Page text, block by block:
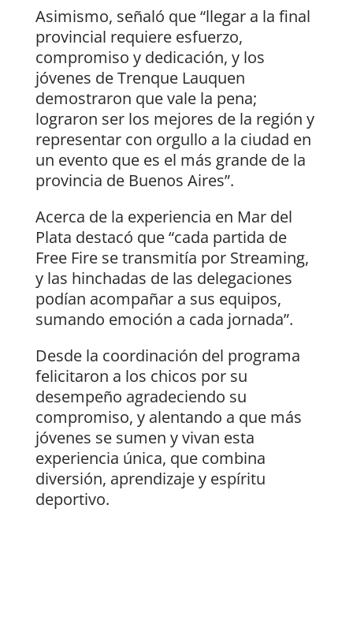
Asimismo, señaló que “llegar a la final
provincial requiere esfuerzo,
compromiso y dedicación, y los
jóvenes de Trenque Lauquen
demostraron que vale la pena;
lograron ser los mejores de la región y
representar con orgullo a la ciudad en
un evento que es el más grande de la
provincia de Buenos Aires”.
Acerca de la experiencia en Mar del
Plata destacó que “cada partida de
Free Fire se transmitía por Streaming,
y las hinchadas de las delegaciones
podían acompañar a sus equipos,
sumando emoción a cada jornada”.
Desde la coordinación del programa
felicitaron a los chicos por su
desempeño agradeciendo su
compromiso, y alentando a que más
jóvenes se sumen y vivan esta
experiencia única, que combina
diversión, aprendizaje y espíritu
deportivo.